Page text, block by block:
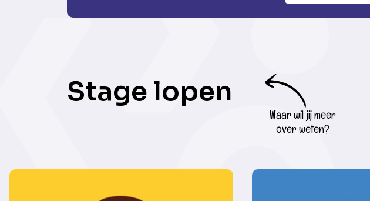
Stage lopen
Waar wil jij meer
over weten?